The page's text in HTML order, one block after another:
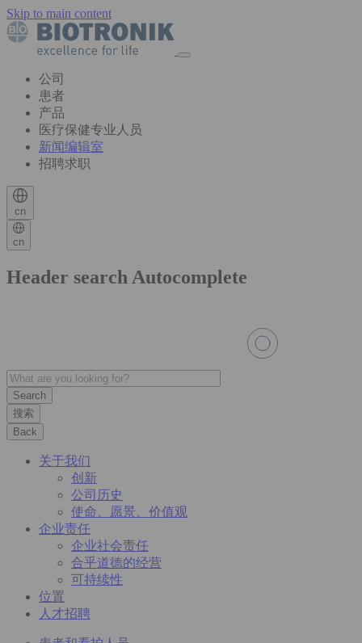
Skip to main content
公司
患者
产品
医疗保健专业人员
新闻编辑室
招聘求职
cn
cn
Header search Autocomplete
搜索
Back
关于我们
创新
公司历史
使命、愿景、价值观
企业责任
企业社会责任
合乎道德的经营
可持续性
位置
人才招聘